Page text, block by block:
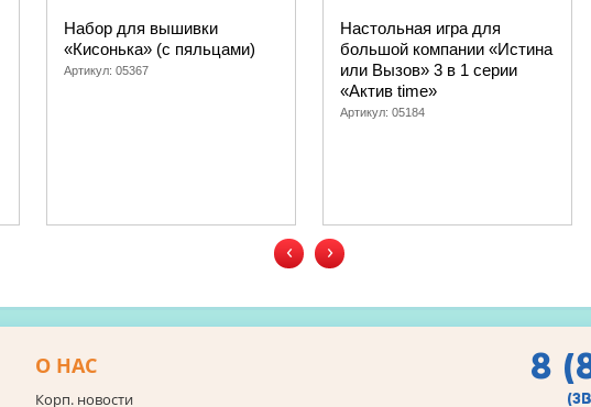
Набор для вышивки
«Кисонька» (с пяльцами)
Артикул: 05367
Настольная игра для
большой компании «Истина
или Вызов» 3 в 1 серии
«Актив time»
Артикул: 05184
‹ ›
О НАС
Корп. новости
8